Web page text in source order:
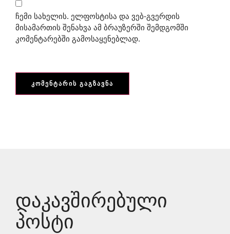
ჩემი სახელის. ელფოსტისა და ვებ-გვერდის
მისამართის შენახვა ამ ბრაუზერში შემდგომში
კომენტარებში გამოსაყენებლად.
Დაკავშირებული
Პოსტი